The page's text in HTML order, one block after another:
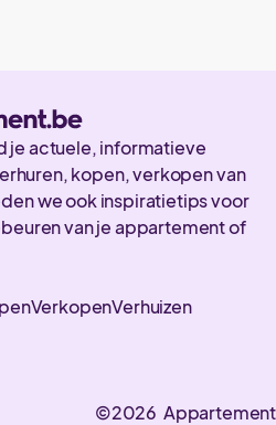
je actuele, informatieve
kopen, verkopen van
we ook inspiratietips voor
van je appartement of
VerkopenVerhuizen
©2026